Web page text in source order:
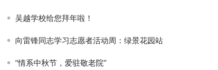
吴越学校给您拜年啦！
向雷锋同志学习志愿者活动周：绿景花园站
“情系中秋节，爱驻敬老院”